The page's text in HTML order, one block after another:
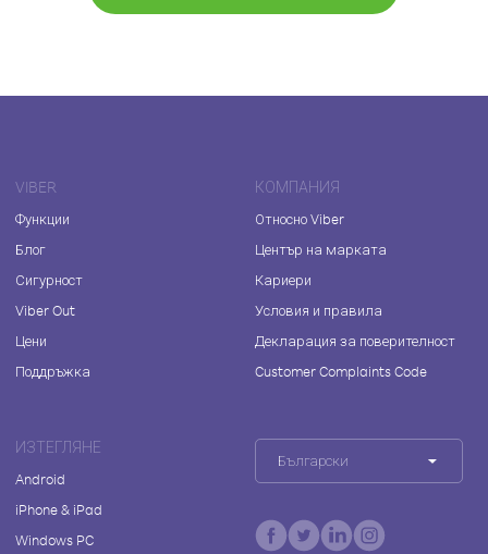
VIBER
Функции
Блог
Сигурност
Viber Out
Цени
Поддръжка
КОМПАНИЯ
Относно Viber
Център на марката
Кариери
Условия и правила
Декларация за поверителност
Customer Complaints Code
ИЗТЕГЛЯНЕ
Android
iPhone & iPad
Windows PC
Български